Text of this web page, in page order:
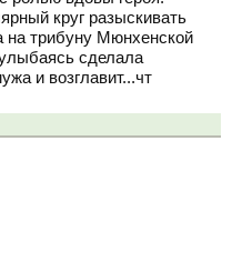
круг разыскивать
трибуну Мюнхенской
сделала
и возглавит...чт